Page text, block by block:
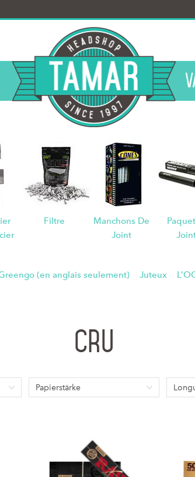
Filtre
Manchons De
Joint
(en anglais seulement) Juteux
Cru
Papierstärke